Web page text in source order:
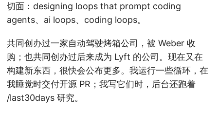
切面：designing loops that prompt coding
agents、ai loops、coding loops。
共同创办过一家自动驾驶烤箱公司，被 Weber 收
购；也共同创办过后来成为 Lyft 的公司。现在又在
构建新东西，很快会公布更多。我运行一些循环，在
我睡觉时交付开源 PR；我写它们时，后台还跑着
/last30days 研究。